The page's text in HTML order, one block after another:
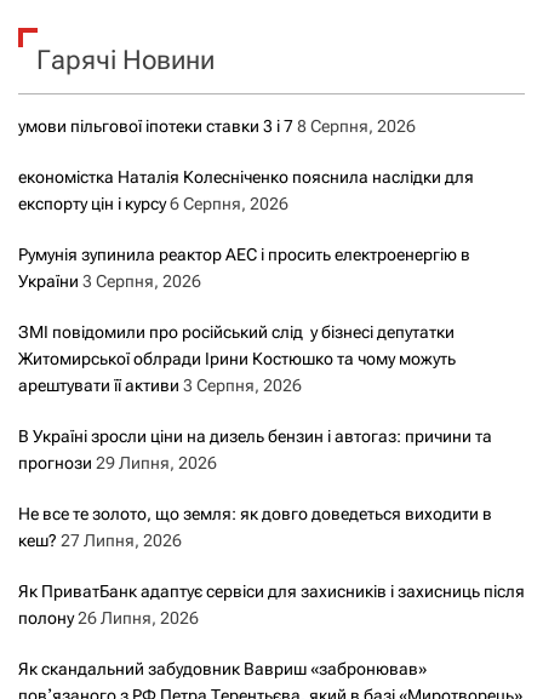
к
Гарячі Новини
умови пільгової іпотеки ставки 3 і 78 Серпня, 2026
економістка Наталія Колесніченко пояснила наслідки для
експорту цін і курсу6 Серпня, 2026
Румунія зупинила реактор АЕС і просить електроенергію в
України 3 Серпня, 2026
ЗМІ повідомили про російський слід у бізнесі депутатки
Житомирської облради Ірини Костюшко та чому можуть
арештувати її активи 3 Серпня, 2026
В Україні зросли ціни на дизель бензин і автогаз: причини та
прогнози 29 Липня, 2026
Не все те золото, що земля: як довго доведеться виходити в
кеш? 27 Липня, 2026
Як ПриватБанк адаптує сервіси для захисників і захисниць після
полону26 Липня, 2026
Як скандальний забудовник Вавриш «забронював»